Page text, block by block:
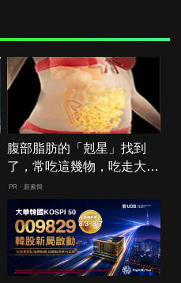
腹部脂肪的「剋星」找到
了，常吃這幾物，吃走大肚
囊，瘦出小蠻腰
PR・新素簡